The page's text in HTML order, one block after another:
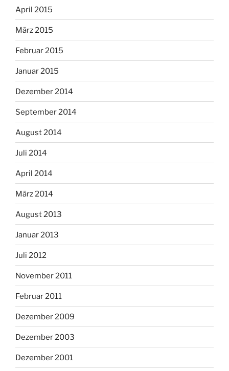
April 2015
März 2015
Februar 2015
Januar 2015
Dezember 2014
September 2014
August 2014
Juli 2014
April 2014
März 2014
August 2013
Januar 2013
Juli 2012
November 2011
Februar 2011
Dezember 2009
Dezember 2003
Dezember 2001